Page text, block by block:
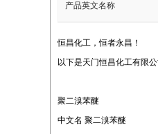
产品英文名称
恒昌化工，恒者永昌！
以下是天门恒昌化工有限
聚二溴苯醚
中文名 聚二溴苯醚